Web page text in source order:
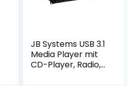
JB Systems USB 3.1
Media Player mit
CD-Player, Radio,